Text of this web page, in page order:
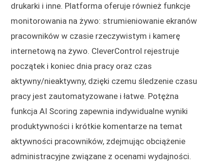
drukarki i inne. Platforma oferuje również funkcje
monitorowania na żywo: strumieniowanie ekranów
pracowników w czasie rzeczywistym i kamerę
internetową na żywo. CleverControl rejestruje
początek i koniec dnia pracy oraz czas
aktywny/nieaktywny, dzięki czemu śledzenie czasu
pracy jest zautomatyzowane i łatwe. Potężna
funkcja AI Scoring zapewnia indywidualne wyniki
produktywności i krótkie komentarze na temat
aktywności pracowników, zdejmując obciążenie
administracyjne związane z ocenami wydajności.